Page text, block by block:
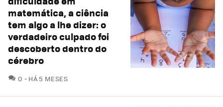
matemática, a ciência
tem algo a lhe dizer: o
verdadeiro culpado foi
descoberto dentro do
cérebro
0 COMENTÁRIOS
HÁ 5 MESES